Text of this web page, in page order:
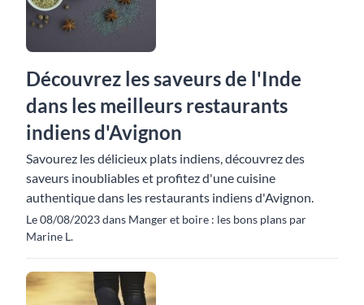
Découvrez les saveurs de l'Inde
dans les meilleurs restaurants
indiens d'Avignon
Savourez les délicieux plats indiens, découvrez des
saveurs inoubliables et profitez d'une cuisine
authentique dans les restaurants indiens d'Avignon.
Le 08/08/2023 dans Manger et boire : les bons plans par
Marine L.